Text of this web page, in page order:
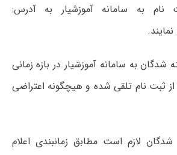
شدگان به سامانه آموزشیار در بازه زمانی
از ثبت نام تلقی شده و هیچگونه اعتراضی
شدگان لازم است مطابق زمانبندی اعلام